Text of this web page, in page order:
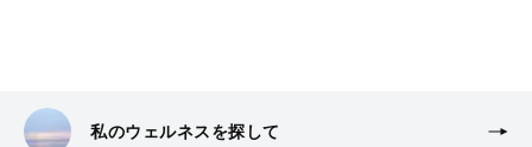
私のウェルネスを探して